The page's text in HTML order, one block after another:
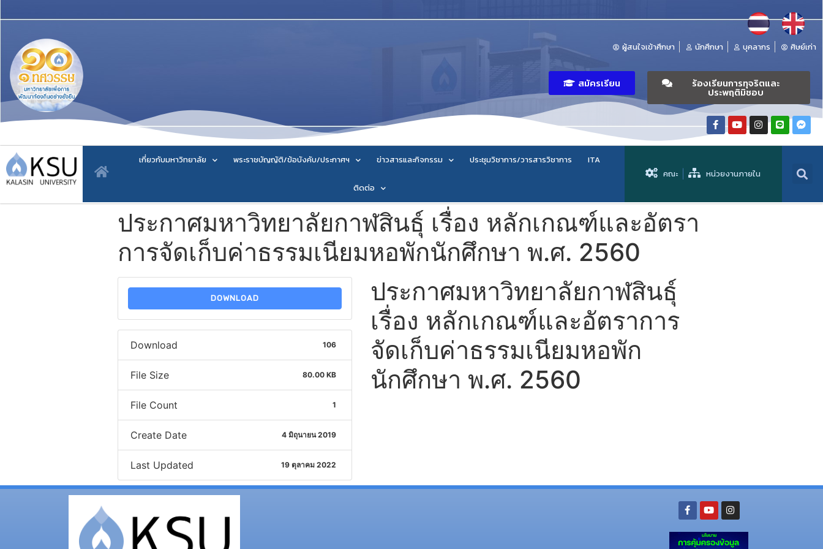
ผู้สนใจเข้าศึกษา นักศึกษา บุคลากร ศิษย์เก่า
สมัครเรียน ร้องเรียนการทุจริตและ
ประพฤติมิชอบ
เกี่ยวกับมหาวิทยาลัย พระราชบัญญัติ/ข้อบังคับ/ประกาศฯ ข่าวสารและกิจกรรม ประชุมวิชาการ/วารสารวิชาการ ITA
ติดต่อ
คณะ หน่วยงานภายใน
ประกาศมหาวิทยาลัยกาฬสินธุ์ เรื่อง หลักเกณฑ์และอัตรา
การจัดเก็บค่าธรรมเนียมหอพักนักศึกษา พ.ศ. 2560
DOWNLOAD
Download 106
File Size 80.00 KB
File Count 1
Create Date 4 มิถุนายน 2019
Last Updated 19 ตุลาคม 2022
ประกาศมหาวิทยาลัยกาฬสินธุ์
เรื่อง หลักเกณฑ์และอัตราการ
จัดเก็บค่าธรรมเนียมหอพัก
นักศึกษา พ.ศ. 2560